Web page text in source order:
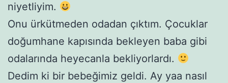
niyetliyim.
Onu ürkütmeden odadan çıktım. Çocuklar
doğumhane kapısında bekleyen baba gibi
odalarında heyecanla bekliyorlardı.
Dedim ki bir bebeğimiz geldi. Ay yaa nasıl